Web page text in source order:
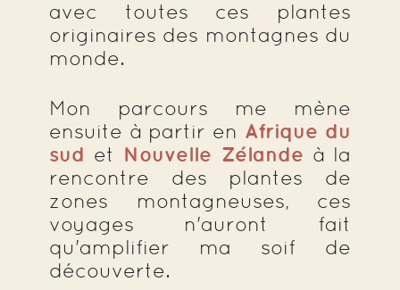
avec toutes ces plantes
originaires des montagnes du
monde.
Mon parcours me mène
ensuite à partir en Afrique du
sud et Nouvelle Zélande à la
rencontre des plantes de
zones montagneuses, ces
voyages n'auront fait
qu'amplifier ma soif de
découverte.